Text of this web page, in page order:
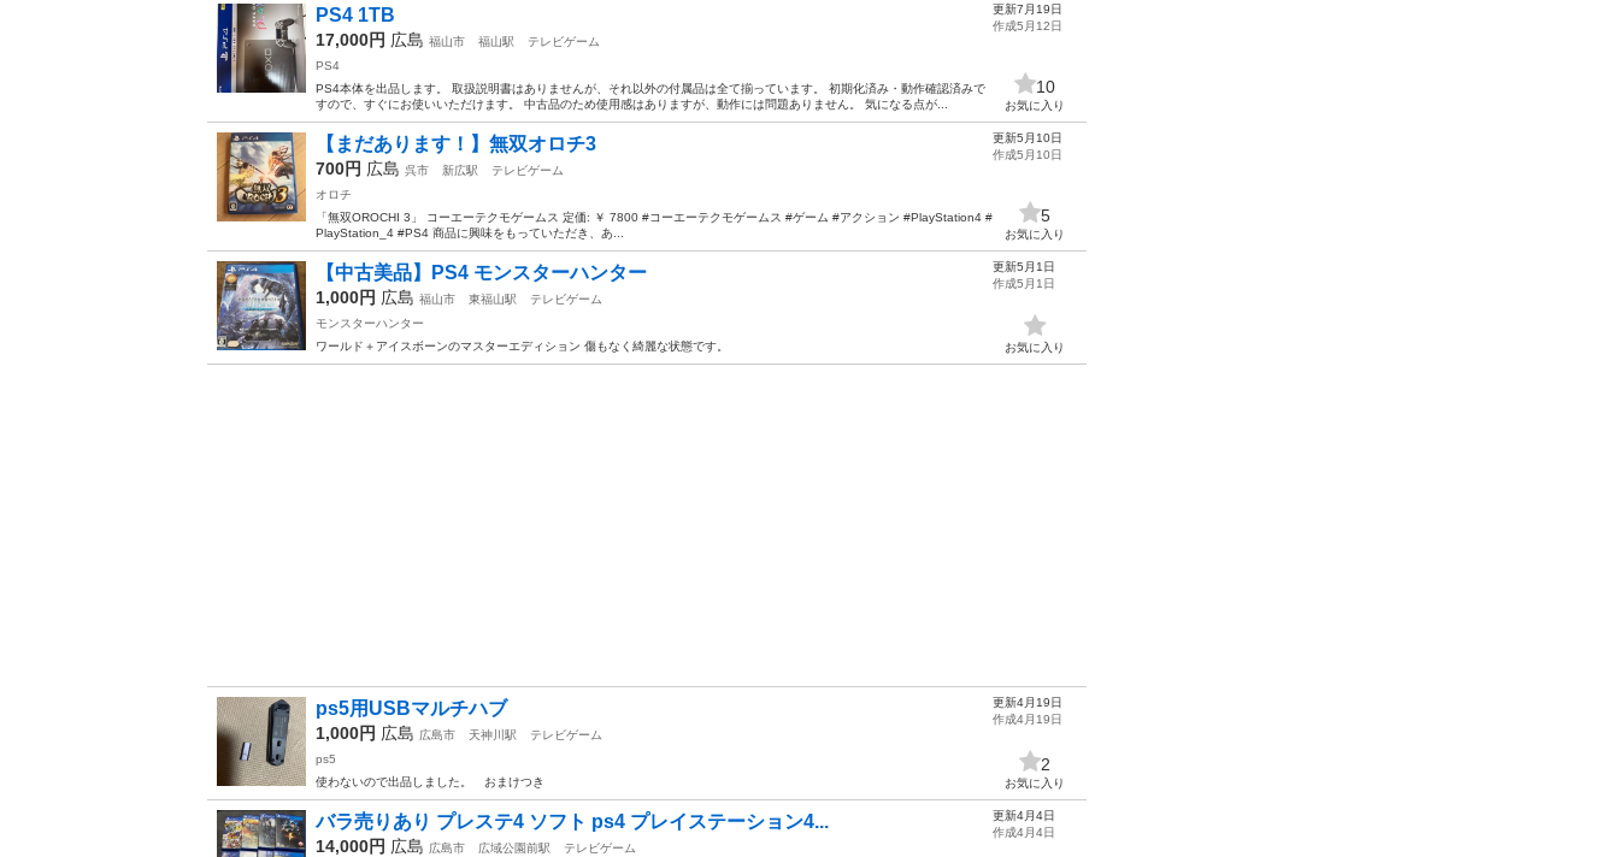
PS4 1TB
17,000円 広島 福山市 福山駅
テレビゲーム
PS4
PS4本体を出品します。 取扱説明書はありませんが、それ以外の付属品は全て揃っています。 初期化済み・動作確認済みで
すので、すぐにお使いいただけます。 中古品のため使用感はありますが、動作には問題ありません。 気になる点が...
更新7月19日
作成5月12日
10
お気に入り
【まだあります！】無双オロチ3
700円 広島 呉市 新広駅
テレビゲーム
オロチ
「無双OROCHI 3」 コーエーテクモゲームス 定価: ￥ 7800 #コーエーテクモゲームス #ゲーム #アクション #PlayStation4 #
PlayStation_4 #PS4 商品に興味をもっていただき、あ...
更新5月10日
作成5月10日
5
お気に入り
【中古美品】PS4 モンスターハンター
1,000円 広島 福山市 東福山駅
テレビゲーム
モンスターハンター
ワールド＋アイスボーンのマスターエディション 傷もなく綺麗な状態です。
更新5月1日
作成5月1日
お気に入り
ps5用USBマルチハブ
1,000円 広島 広島市 天神川駅
テレビゲーム
ps5
使わないので出品しました。 おまけつき
更新4月19日
作成4月19日
2
お気に入り
バラ売りあり プレステ4 ソフト ps4 プレイステーション4...
14,000円 広島 広島市 広域公園前駅
テレビゲーム
更新4月4日
作成4月4日